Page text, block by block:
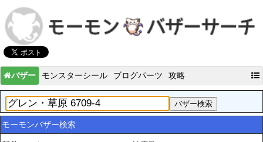
バザー モンスターシール ブログパーツ 攻略
モーモンバザー検索